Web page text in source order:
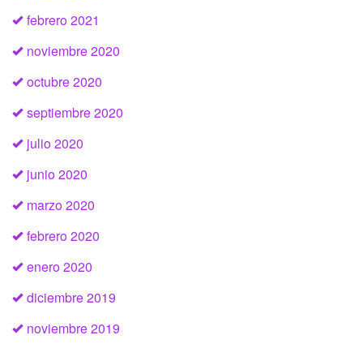
febrero 2021
noviembre 2020
octubre 2020
septiembre 2020
julio 2020
junio 2020
marzo 2020
febrero 2020
enero 2020
diciembre 2019
noviembre 2019